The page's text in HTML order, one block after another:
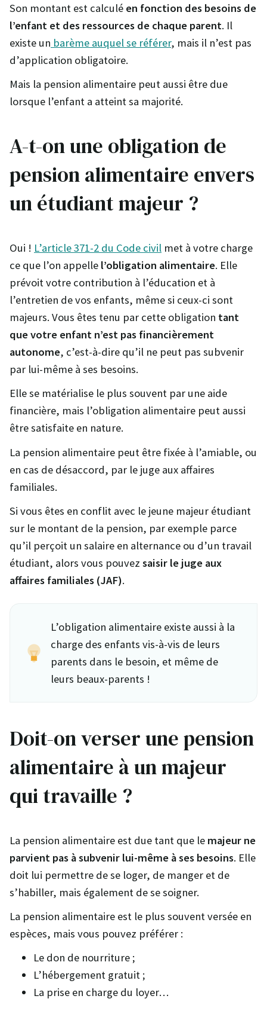
Son montant est calculé en fonction des besoins de
l’enfant et des ressources de chaque parent. Il
existe un barème auquel se référer, mais il n’est pas
d’application obligatoire.
Mais la pension alimentaire peut aussi être due
lorsque l’enfant a atteint sa majorité.
A-t-on une obligation de
pension alimentaire envers
un étudiant majeur ?
Oui ! L’article 371-2 du Code civil met à votre charge
ce que l’on appelle l’obligation alimentaire. Elle
prévoit votre contribution à l’éducation et à
l’entretien de vos enfants, même si ceux-ci sont
majeurs. Vous êtes tenu par cette obligation tant
que votre enfant n’est pas financièrement
autonome, c’est-à-dire qu’il ne peut pas subvenir
par lui-même à ses besoins.
Elle se matérialise le plus souvent par une aide
financière, mais l’obligation alimentaire peut aussi
être satisfaite en nature.
La pension alimentaire peut être fixée à l’amiable, ou
en cas de désaccord, par le juge aux affaires
familiales.
Si vous êtes en conflit avec le jeune majeur étudiant
sur le montant de la pension, par exemple parce
qu’il perçoit un salaire en alternance ou d’un travail
étudiant, alors vous pouvez saisir le juge aux
affaires familiales (JAF).
L’obligation alimentaire existe aussi à la
charge des enfants vis-à-vis de leurs
parents dans le besoin, et même de
leurs beaux-parents !
Doit-on verser une pension
alimentaire à un majeur
qui travaille ?
La pension alimentaire est due tant que le majeur ne
parvient pas à subvenir lui-même à ses besoins. Elle
doit lui permettre de se loger, de manger et de
s’habiller, mais également de se soigner.
La pension alimentaire est le plus souvent versée en
espèces, mais vous pouvez préférer :
Le don de nourriture ;
L’hébergement gratuit ;
La prise en charge du loyer…